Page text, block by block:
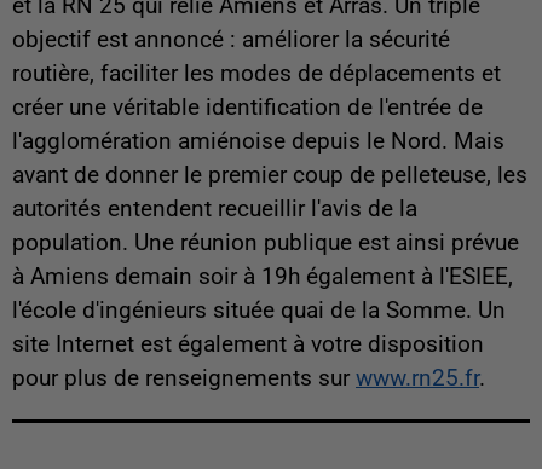
et la RN 25 qui relie Amiens et Arras. Un triple
objectif est annoncé : améliorer la sécurité
routière, faciliter les modes de déplacements et
créer une véritable identification de l'entrée de
l'agglomération amiénoise depuis le Nord. Mais
avant de donner le premier coup de pelleteuse, les
autorités entendent recueillir l'avis de la
population. Une réunion publique est ainsi prévue
à Amiens demain soir à 19h également à l'ESIEE,
l'école d'ingénieurs située quai de la Somme. Un
site Internet est également à votre disposition
pour plus de renseignements sur www.rn25.fr.